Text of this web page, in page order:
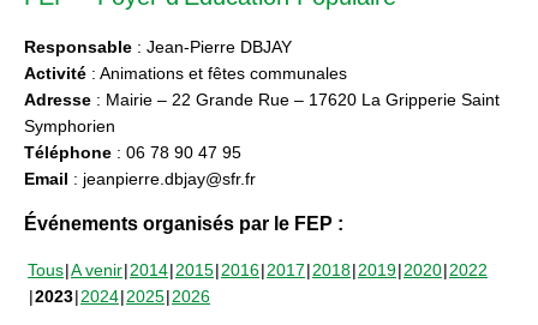
Responsable : Jean-Pierre DBJAY
Activité : Animations et fêtes communales
Adresse : Mairie – 22 Grande Rue – 17620 La Gripperie Saint
Symphorien
Téléphone : 06 78 90 47 95
Email : jeanpierre.dbjay@sfr.fr
Événements organisés par le FEP :
Tous A venir 2014 2015 2016 2017 2018 2019 2020 2022
2023 2024 2025 2026